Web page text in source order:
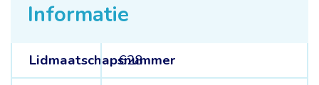
Informatie
Lidmaatschapsnummer
628